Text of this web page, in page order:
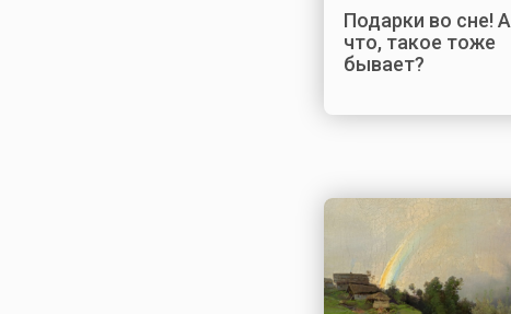
Подарки во сне! А
что, такое тоже
бывает?